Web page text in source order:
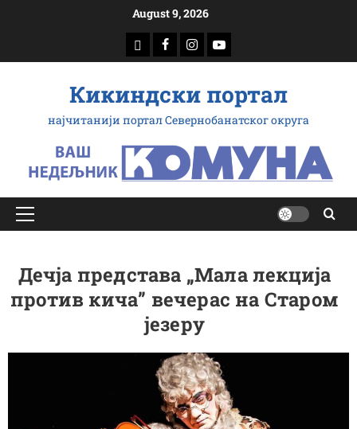
August 9, 2026
доwнлоад
Фацебоок
Инстаграм
Yоутубе
Кикиндски портал
најчитанији портал Севернобанатског округа
Примарy
Дечја представа „Мала лекција
против кича” вечерас на Старом
језеру